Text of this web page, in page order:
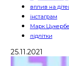
вплив на
інстаграм
Марк
підлітки
25.11.2021